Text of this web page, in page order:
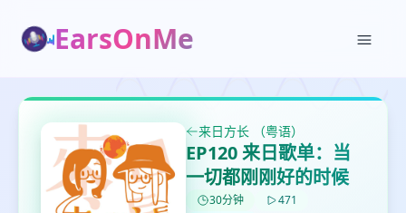
EarsOnMe
来日方长 （粤语）
EP120 来日歌单：当
一切都刚刚好的时候
30分钟
471
打分
鼠标下留人
删除确认
加入播单